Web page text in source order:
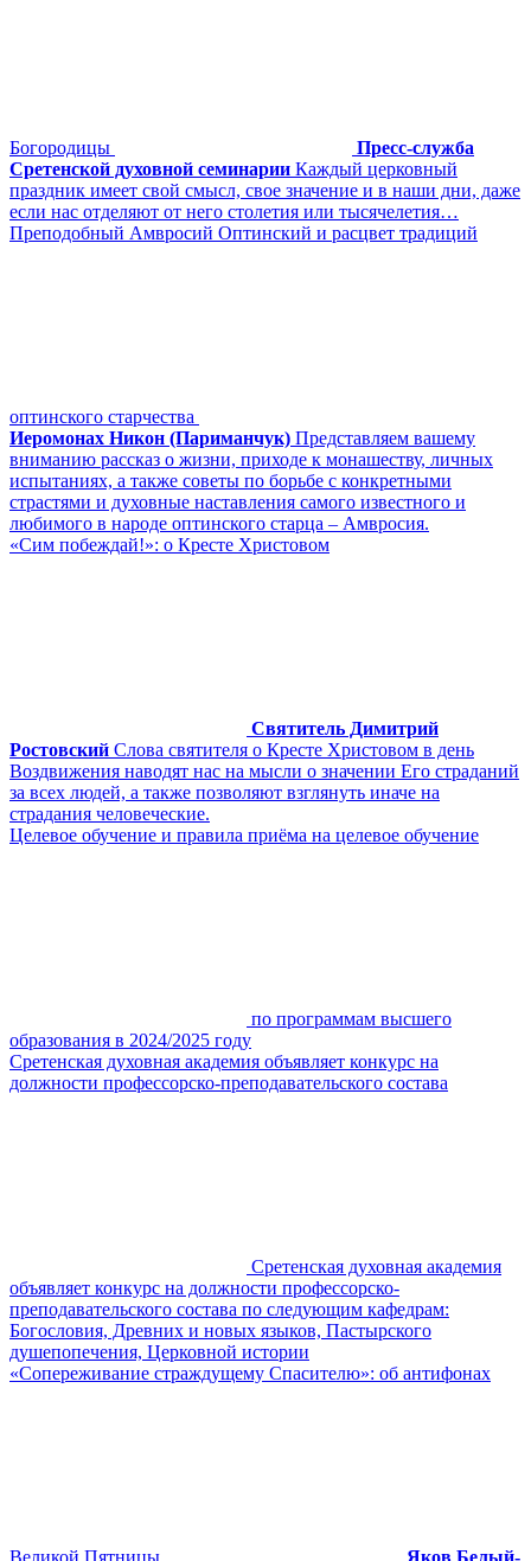
Богородицы
Пресс-служба
Сретенской духовной семинарии Каждый церковный
праздник имеет свой смысл, свое значение и в наши дни, даже
если нас отделяют от него столетия или тысячелетия…
Преподобный Амвросий Оптинский и расцвет традиций
оптинского старчества
Иеромонах Никон (Париманчук) Представляем вашему
вниманию рассказ о жизни, приходе к монашеству, личных
испытаниях, а также советы по борьбе с конкретными
страстями и духовные наставления самого известного и
любимого в народе оптинского старца – Амвросия.
«Сим побеждай!»: о Кресте Христовом
Святитель Димитрий
Ростовский Слова святителя о Кресте Христовом в день
Воздвижения наводят нас на мысли о значении Его страданий
за всех людей, а также позволяют взглянуть иначе на
страдания человеческие.
Целевое обучение и правила приёма на целевое обучение
по программам высшего
образования в 2024/2025 году
Сретенская духовная академия объявляет конкурс на
должности профессорско-преподавательского состава
Сретенская духовная академия
объявляет конкурс на должности профессорско-
преподавательского состава по следующим кафедрам:
Богословия, Древних и новых языков, Пастырского
душепопечения, Церковной истории
«Сопереживание страждущему Спасителю»: об антифонах
Великой Пятницы Яков Белый-